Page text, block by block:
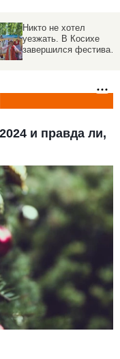
Никто не хотел
уезжать. В Косихе
завершился фестиваль
и правда ли,